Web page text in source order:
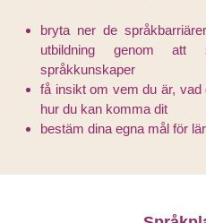
bryta ner de
utbildning genom att
språkkunskaper
få insikt om vem du är,
hur du kan komma dit
bestäm dina egna mål för